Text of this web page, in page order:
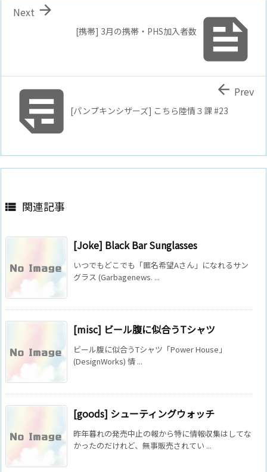

[携帯] 3月の携帯・PHS加入者数

Next
[パンプキンシザーズ] こちら陸情３課 #23
 Prev
 関連記事
[Joke] Black Bar Sunglasses
いつでもどこでも「匿名希望Aさん」になれるサン
グラス (Garbagenews. ...
[misc] ビール腹に似合うTシャツ
ビール腹に似合うTシャツ「Power House」
(DesignWorks) 情 ...
[goods] シューティングウォッチ
昨年暮れの発売中止の報から特に情報収集はしてな
かったのだけれど、無事販売されてい ...